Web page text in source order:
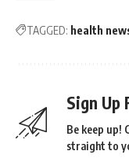
TAGGED: health
Sign Up
Be keep up!
straight to